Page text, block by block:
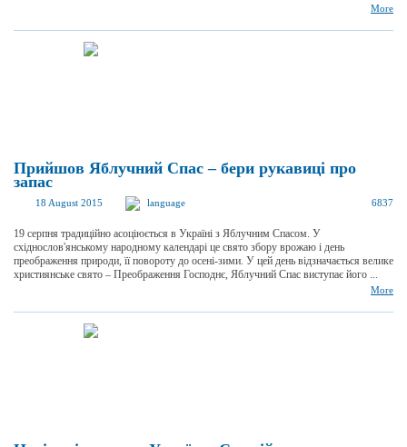
More
Прийшов Яблучний Спас – бери рукавиці про
запас
18 August 2015 language 6837
19 серпня традиційно асоціюється в Україні з Яблучним Спасом. У
східнослов'янському народному календарі це свято збору врожаю і день
преображення природи, її повороту до осені-зими. У цей день відзначається велике
християнське свято – Преображення Господнє, Яблучний Спас виступає його ...
More